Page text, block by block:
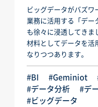
ビッグデータがバズワ
業務に活用する「デ
も徐々に浸透してき
材料としてデータを活
なりつつあります。
#BI #Geminiot
#データ分析
#デ
#ビッグデータ